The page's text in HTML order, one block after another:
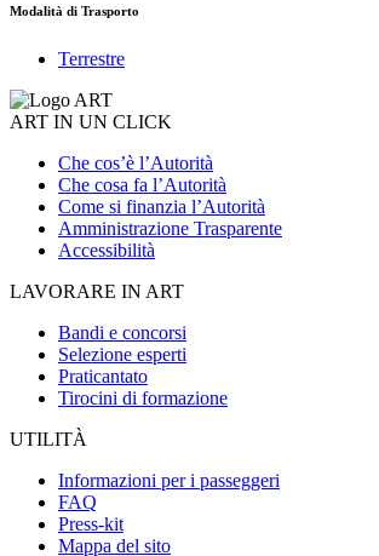
Modalità di Trasporto
Terrestre
ART IN UN CLICK
Che cos’è l’Autorità
Che cosa fa l’Autorità
Come si finanzia l’Autorità
Amministrazione Trasparente
Accessibilità
LAVORARE IN ART
Bandi e concorsi
Selezione esperti
Praticantato
Tirocini di formazione
UTILITÀ
Informazioni per i passeggeri
FAQ
Press-kit
Mappa del sito